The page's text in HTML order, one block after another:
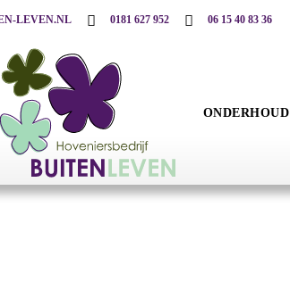
LEVEN.NL 0181 627 952 06 15 40 83 36
ONDERHOUD